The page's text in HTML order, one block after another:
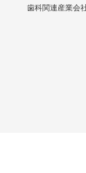
歯科関連産業会